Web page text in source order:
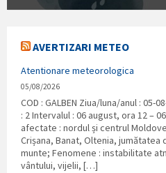
AVERTIZARI METEO
Atentionare meteorologica
05/08/2026
COD : GALBEN Ziua/luna/anul : 05-
: 2 Intervalul : 06 august, ora 12 –
afectate : nordul și centrul
Crișana, Banat, Oltenia, jumătatea
munte; Fenomene : instabilitate
vântului, vijelii, […]